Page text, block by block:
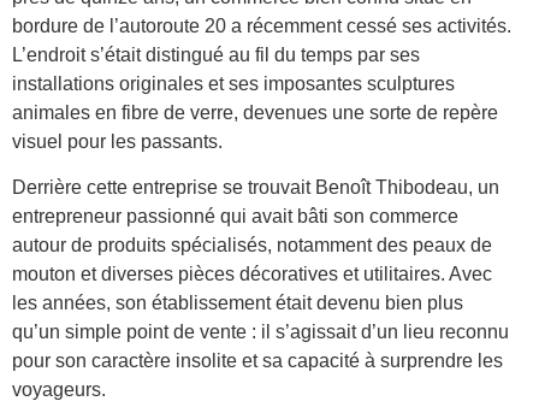
bordure de l’autoroute 20 a récemment cessé ses activités.
L’endroit s’était distingué au fil du temps par ses
installations originales et ses imposantes sculptures
animales en fibre de verre, devenues une sorte de repère
visuel pour les passants.
Derrière cette entreprise se trouvait Benoît Thibodeau, un
entrepreneur passionné qui avait bâti son commerce
autour de produits spécialisés, notamment des peaux de
mouton et diverses pièces décoratives et utilitaires. Avec
les années, son établissement était devenu bien plus
qu’un simple point de vente : il s’agissait d’un lieu reconnu
pour son caractère insolite et sa capacité à surprendre les
voyageurs.